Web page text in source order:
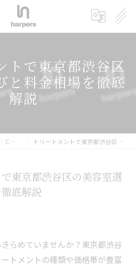
トで東京都渋谷区
と料金相場を徹底
解説
COLUMN トリートメントで東京都渋谷区の美容室選びと料金相場を徹底解説
東京都渋谷区の美容室選
底解説
らめていませんか？東京都渋谷
トメントの種類や価格帯が豊富